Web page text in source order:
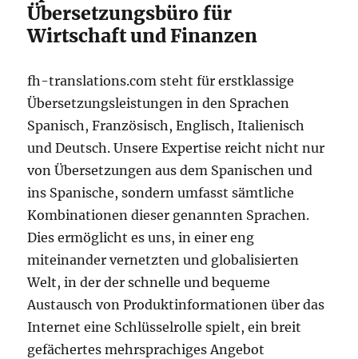
Übersetzungsbüro für
Wirtschaft und Finanzen
fh-translations.com steht für erstklassige
Übersetzungsleistungen in den Sprachen
Spanisch, Französisch, Englisch, Italienisch
und Deutsch. Unsere Expertise reicht nicht nur
von Übersetzungen aus dem Spanischen und
ins Spanische, sondern umfasst sämtliche
Kombinationen dieser genannten Sprachen.
Dies ermöglicht es uns, in einer eng
miteinander vernetzten und globalisierten
Welt, in der der schnelle und bequeme
Austausch von Produktinformationen über das
Internet eine Schlüsselrolle spielt, ein breit
gefächertes mehrsprachiges Angebot